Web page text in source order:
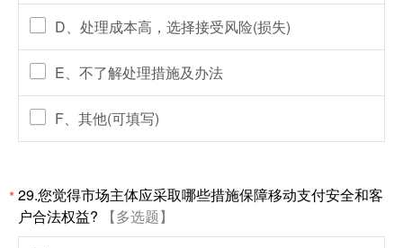
D、处理成本高，选择接受风险(损失)
E、不了解处理措施及办法
F、其他(可填写)
*29.您觉得市场主体应采取哪些措施保障移动支付安全和客
户合法权益?
【多选题】